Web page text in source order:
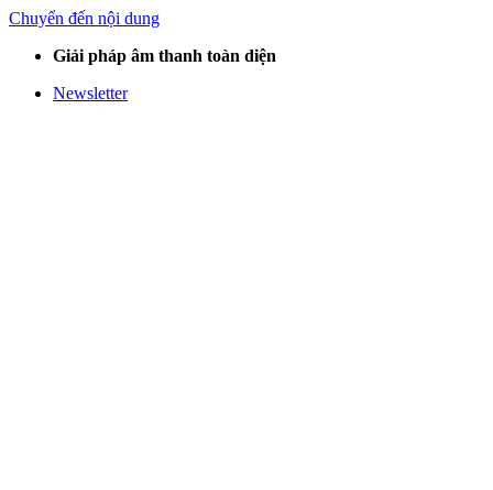
Chuyển đến nội dung
Giải pháp âm thanh toàn diện
Newsletter